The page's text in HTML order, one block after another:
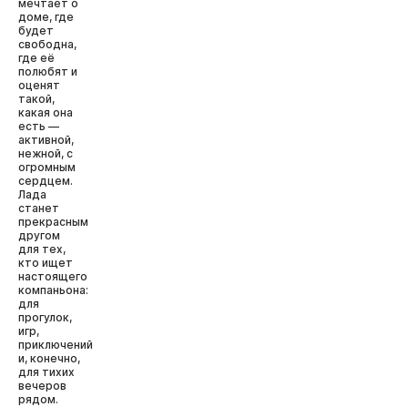
мечтает о
доме, где
будет
свободна,
где её
полюбят и
оценят
такой,
какая она
есть —
активной,
нежной, с
огромным
сердцем.
Лада
станет
прекрасным
другом
для тех,
кто ищет
настоящего
компаньона:
для
прогулок,
игр,
приключений
и, конечно,
для тихих
вечеров
рядом.